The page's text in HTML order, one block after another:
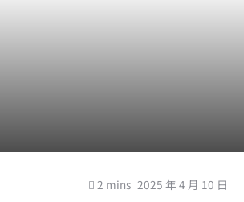
2 mins 2025 年 4 月 10 日